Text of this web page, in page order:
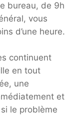
bureau, de 9h
vous
d’une heure.
continuent
en tout
une
et
le problème